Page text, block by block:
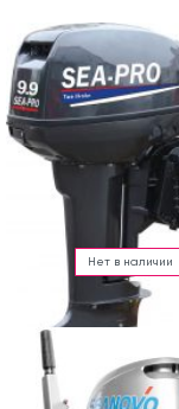
Нет в наличии